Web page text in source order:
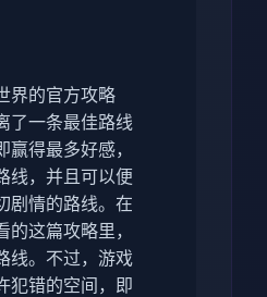
界的官方攻略
了一条最佳路线
得最多好感，
线，并且可以便
剧情的路线。在
的这篇攻略里，
线。不过，游戏
犯错的空间，即